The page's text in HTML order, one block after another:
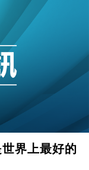
界上最好的